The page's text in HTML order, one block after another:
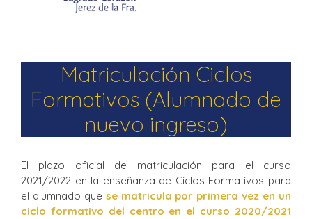
Matriculación Ciclos
Formativos (Alumnado de
nuevo ingreso)
El plazo oficial de matriculación para el curso
2021/2022 en la enseñanza de Ciclos Formativos para
el alumnado que se matricula por primera vez en un
ciclo formativo del centro en el curso 2020/2021